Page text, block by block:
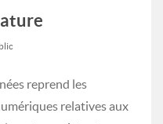
reprend les
relatives aux